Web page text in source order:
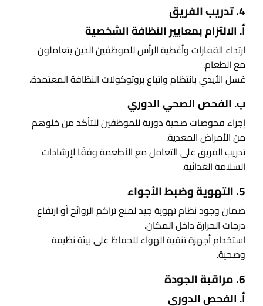
4. تدريب الفريق
أ. الالتزام بمعايير النظافة الشخصية
ارتداء القفازات وأغطية الرأس للموظفين الذين يتعاملون
مع الطعام.
غسل الأيدي بانتظام واتباع بروتوكولات النظافة المعتمدة.
ب. الفحص الصحي الدوري
إجراء فحوصات صحية دورية للموظفين للتأكد من خلوهم
من الأمراض المعدية.
تدريب الفريق على التعامل مع الأطعمة وفقًا لإرشادات
السلامة الغذائية.
5. التهوية وضبط الأجواء
ضمان وجود نظام تهوية جيد لمنع تراكم الروائح أو ارتفاع
درجات الحرارة داخل المكان.
استخدام أجهزة تنقية الهواء للحفاظ على بيئة نظيفة
وصحية.
6. مراقبة الجودة
أ. الفحص الدوري